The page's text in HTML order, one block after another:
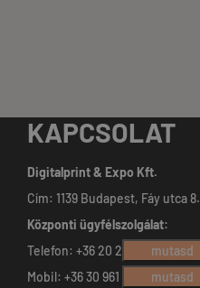
KAPCSOLAT
Digitalprint & Expo Kft.
Cím: 1139 Budapest, Fáy utca 8.
Központi ügyfélszolgálat:
Telefon: +36 20 230 8736mutasd
Mobil: +36 30 961 9645
mutasd